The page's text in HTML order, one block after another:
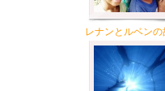
レナンとルベン